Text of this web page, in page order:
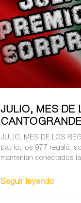
JULIO, MES DE
JULIO, MES DE LOS
patrio, los 97.7 regaló,
mantenían conectados
Seguir leyendo